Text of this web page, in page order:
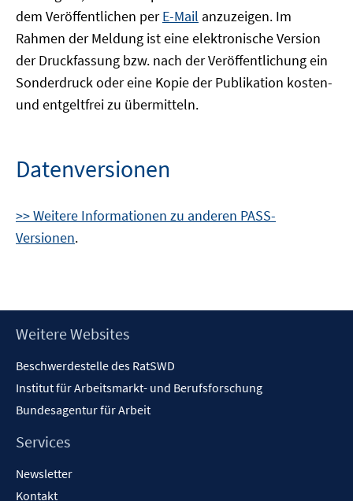
dem Veröffentlichen perE-Mail anzuzeigen. Im
Rahmen der Meldung ist eine elektronische Version
der Druckfassung bzw. nach der Veröffentlichung ein
Sonderdruck oder eine Kopie der Publikation kosten-
und entgeltfrei zu übermitteln.
Datenversionen
>> Weitere Informationen zu anderen PASS-
Versionen.
Footer
Weitere Websites
Beschwerdestelle des RatSWD
Institut für Arbeitsmarkt- und Berufsforschung
Bundesagentur für Arbeit
Services
Newsletter
Kontakt